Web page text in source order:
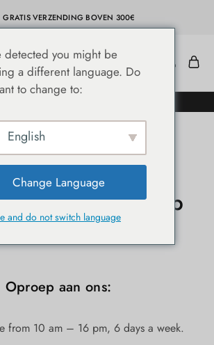
GRATIS VERZENDING BOVEN 300€
met ons op
met ons op
Oproep aan ons:
from 10 am – 16 pm, 6 days a week.
detected you might be
a different language. Do
to change to:
English
Change Language
and do not switch language